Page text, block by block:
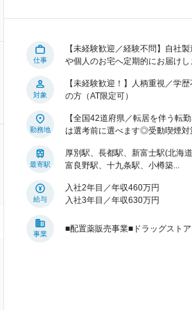
仕事
【未経験歓迎／経験不問】自社
や個人のお宅へ定期的にお届けし
対象
【未経験歓迎！】人柄重視／学
の方（AT限定可）
勤務地
【全国42道府県／転居を伴う
は選考前に選べます◎受動喫煙対
最寄駅
厚別駅、長都駅、新富士駅(北海
富良野駅、十九条駅、小樽築...
給与
入社2年目／年収460万円
入社3年目／年収630万円
事業
■配置薬販売事業■ドラッグスト